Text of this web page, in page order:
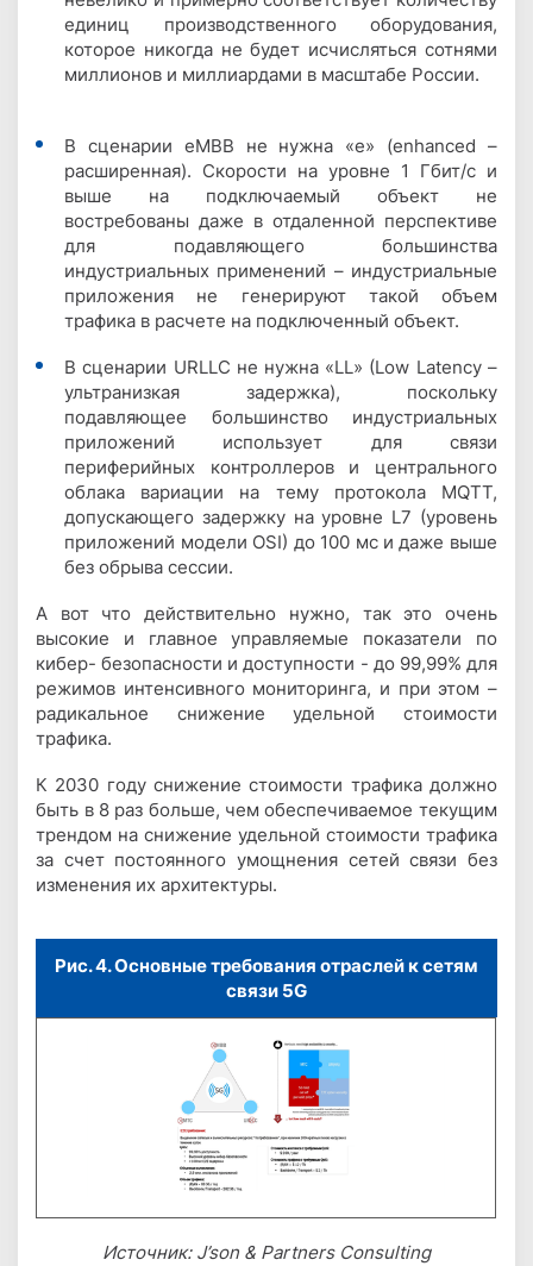
единиц производственного оборудования,
которое никогда не будет исчисляться сотнями
миллионов и миллиардами в масштабе России.
В сценарии eMBB не нужна «e» (enhanced –
расширенная). Скорости на уровне 1 Гбит/c и
выше на подключаемый объект не
востребованы даже в отдаленной перспективе
для подавляющего большинства
индустриальных применений – индустриальные
приложения не генерируют такой объем
трафика в расчете на подключенный объект.
В сценарии URLLC не нужна «LL» (Low Latency –
ультранизкая задержка), поскольку
подавляющее большинство индустриальных
приложений использует для связи
периферийных контроллеров и центрального
облака вариации на тему протокола MQTT,
допускающего задержку на уровне L7 (уровень
приложений модели OSI) до 100 мс и даже выше
без обрыва сессии.
А вот что действительно нужно, так это очень
высокие и главное управляемые показатели по
кибер- безопасности и доступности - до 99,99% для
режимов интенсивного мониторинга, и при этом –
радикальное снижение удельной стоимости
трафика.
К 2030 году снижение стоимости трафика должно
быть в 8 раз больше, чем обеспечиваемое текущим
трендом на снижение удельной стоимости трафика
за счет постоянного умощнения сетей связи без
изменения их архитектуры.
Рис. 4. Основные требования отраслей к сетям
связи 5G
Источник: J’son & Partners Consulting